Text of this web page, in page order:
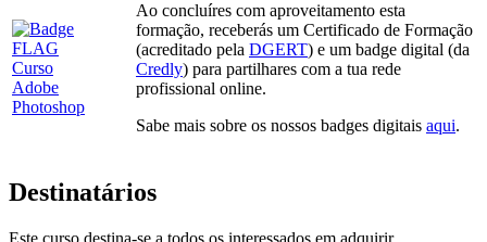
Ao concluíres com aproveitamento esta
formação, receberás um Certificado de Formação
(acreditado pela DGERT) e um badge digital (da
Credly) para partilhares com a tua rede
profissional online.
Sabe mais sobre os nossos badges digitais aqui.
Destinatários